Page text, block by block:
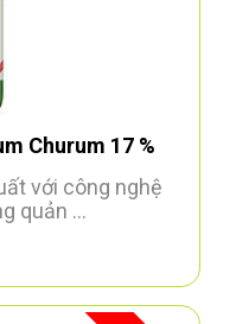
Churum 17 %
với công nghệ
quản ...